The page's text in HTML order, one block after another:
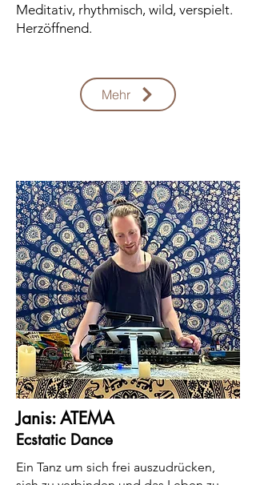
Meditativ, rhythmisch, wild, verspielt.
Herzöffnend.
Mehr
Janis: ATEMA
Ecstatic Dance
Ein Tanz um sich frei auszudrücken,